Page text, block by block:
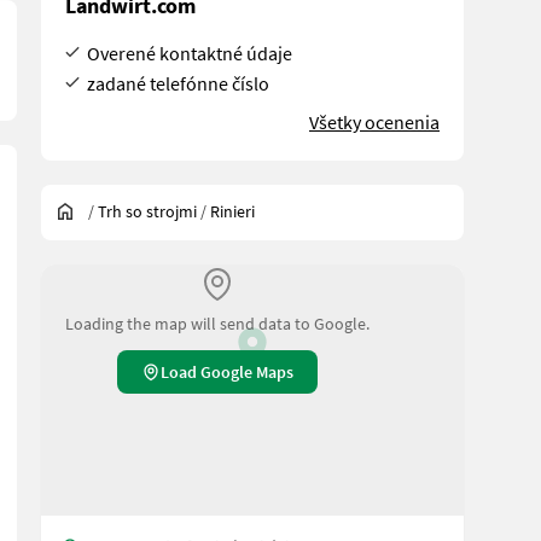
Overené kontaktné údaje
zadané telefónne číslo
Všetky ocenenia
/Trh so strojmi / Rinieri
Loading the map will send data to Google.
Load Google Maps